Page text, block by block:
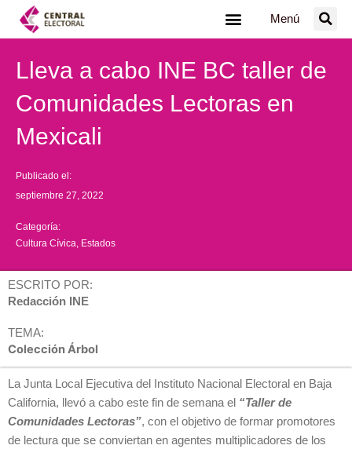
Menú
Lleva a cabo INE BC taller de
Comunidades Lectoras en
Mexicali
Publicado el:
septiembre 27, 2022
Categoría:
Cultura Cívica Estados
ESCRITO POR:
Redacción INE
TEMA:
Colección Árbol
La Junta Local Ejecutiva del Instituto Nacional Electoral en Baja
California, llevó a cabo este fin de semana el “Taller de
Comunidades Lectoras”, con el objetivo de formar promotores
de lectura que se conviertan en agentes multiplicadores de los